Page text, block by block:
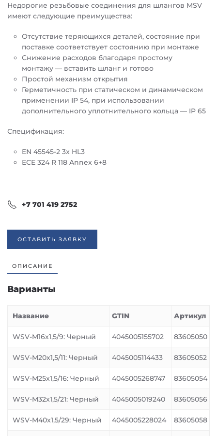
Недорогие резьбовые соединения для шлангов MSV
имеют следующие преимущества:
Отсутствие теряющихся деталей, состояние при
поставке соответствует состоянию при монтаже
Снижение расходов благодаря простому
монтажу — вставить шланг и готово
Простой механизм открытия
Герметичность при статическом и динамическом
применении IP 54, при использовании
дополнительного уплотнительного кольца — IP 65
Спецификация:
EN 45545-2 3x HL3
ECE 324 R 118 Annex 6+8
+7 701 419 2752
ОСТАВИТЬ ЗАЯВКУ
ОПИСАНИЕ
Варианты
Название GTIN Артикул
WSV-M16x1,5/9: Черный 4045005155702 83605050
WSV-M20x1,5/11: Черный 4045005114433 83605052
WSV-M25x1,5/16: Черный 4045005268747 83605054
WSV-M32x1,5/21: Черный 4045005019240 83605056
WSV-M40x1,5/29: Черный 4045005228024 83605058